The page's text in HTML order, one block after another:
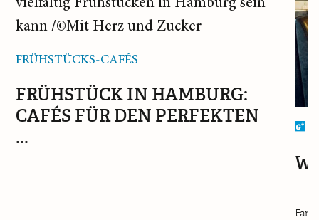
FRÜHSTÜCKS-CAFÉS
FRÜHSTÜCK IN HAMBURG:
CAFÉS FÜR DEN PERFEKTEN
...